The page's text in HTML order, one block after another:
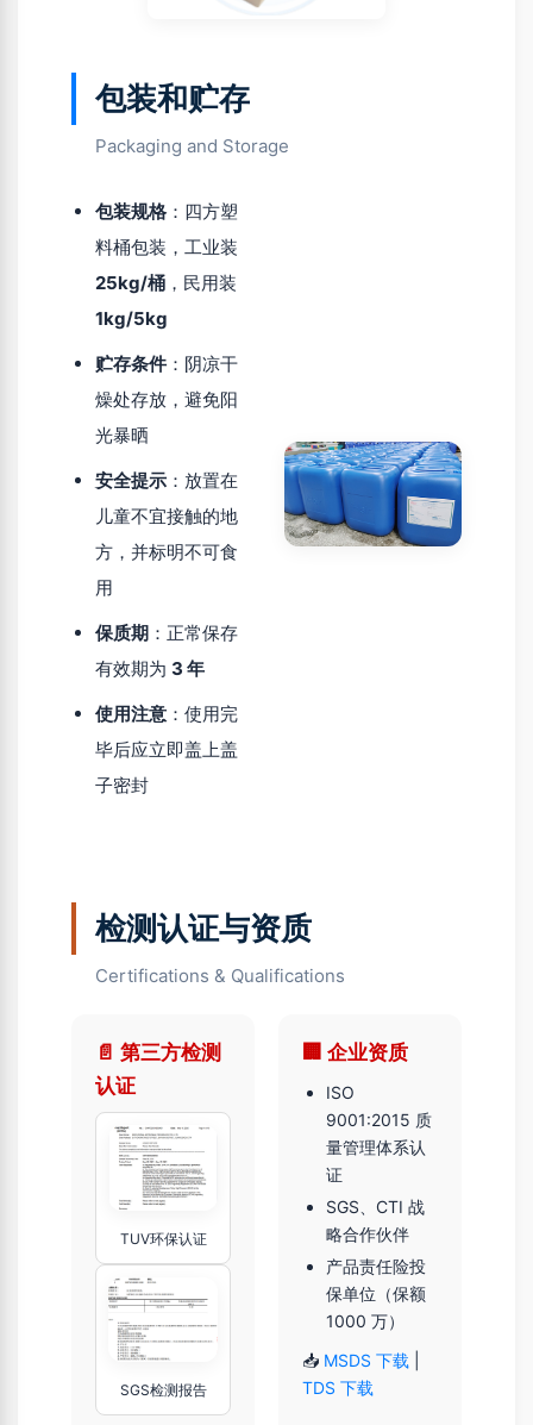
包装和贮存
Packaging and Storage
包装规格：四方塑
料桶包装，工业装
25kg/桶 ，民用装
1kg/5kg
贮存条件：阴凉干
燥处存放，避免阳
光暴晒
安全提示 ：放置在
儿童不宜接触的地
方，并标明不可食
用
保质期 ：正常保存
有效期为 3 年
使用注意 ：使用完
毕后应立即盖上盖
子密封
检测认证与资质
Certifications & Qualifications
📄 第三方检测
认证
TUV环保认证
SGS检测报告
🏢 企业资质
ISO
9001:2015 质
量管理体系认
证
SGS、CTI 战
略合作伙伴
产品责任险投
保单位（保额
1000 万）
📥 MSDS 下载
TDS 下载